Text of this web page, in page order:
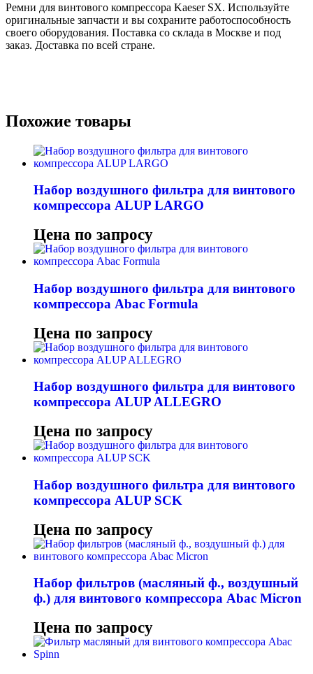
Ремни для винтового компрессора Kaeser SX. Используйте
оригинальные запчасти и вы сохраните работоспособность
своего оборудования. Поставка со склада в Москве и под
заказ. Доставка по всей стране.
Похожие товары
Набор воздушного фильтра для винтового
компрессора ALUP LARGO
Цена по запросу
Набор воздушного фильтра для винтового
компрессора Abac Formula
Цена по запросу
Набор воздушного фильтра для винтового
компрессора ALUP ALLEGRO
Цена по запросу
Набор воздушного фильтра для винтового
компрессора ALUP SCK
Цена по запросу
Набор фильтров (масляный ф., воздушный
ф.) для винтового компрессора Abac Micron
Цена по запросу